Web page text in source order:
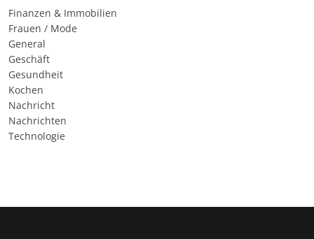
Finanzen & Immobilien
Frauen / Mode
General
Geschäft
Gesundheit
Kochen
Nachricht
Nachrichten
Technologie